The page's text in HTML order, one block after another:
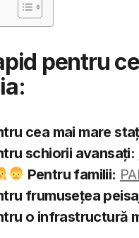
pentru
cea mai mare
schiorii avansați:
Pentru familii:
frumusețea
o infrastructură